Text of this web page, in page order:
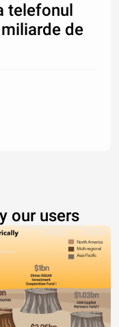
telefonul
de
our users